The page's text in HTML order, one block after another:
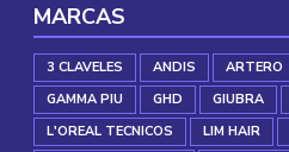
MARCAS
3 CLAVELES ANDIS ARTERO
GAMMA PIU
GHD GIUBRA
L'OREAL TECNICOS
LIM HAIR